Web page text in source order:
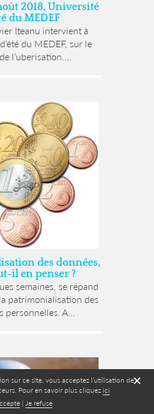
✕
sur ce site, vous acceptez l’utilisation de
Pour en savoir plus cliquez ici
| Je refuse
2018, Université
du MEDEF
Iteanu intervient à
du MEDEF, sur le
l’uberisation....
des données,
il en penser ?
semaines, se répand
patrimonialisation des
personnelles. A...